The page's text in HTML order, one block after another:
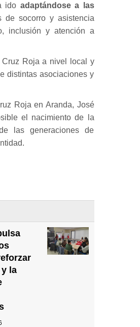
ido adaptándose a las
de socorro y asistencia
inclusión y atención a
Cruz Roja a nivel local y
distintas asociaciones y
Roja en Aranda, José
el nacimiento de la
las generaciones de
la